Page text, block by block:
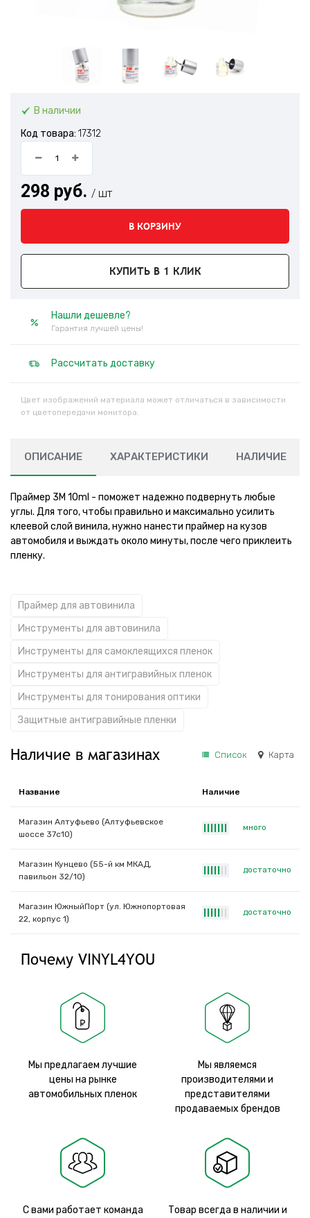
В наличии
Код товара: 17312
298 руб. / шт
В КОРЗИНУ
КУПИТЬ В 1 КЛИК
Нашли дешевле?
Гарантия лучшей цены!
Рассчитать доставку
Цвет изображений материала может отличаться в зависимости
от цветопередачи монитора.
ОПИСАНИЕ ХАРАКТЕРИСТИКИ НАЛИЧИЕ
Праймер 3M 10ml - поможет надежно подвернуть любые
углы. Для того, чтобы правильно и максимально усилить
клеевой слой винила, нужно нанести праймер на кузов
автомобиля и выждать около минуты, после чего приклеить
пленку.
Праймер для автовинила
Инструменты для автовинила
Инструменты для самоклеящихся пленок
Инструменты для антигравийных пленок
Инструменты для тонирования оптики
Защитные антигравийные пленки
Наличие в магазинах Список Карта
Название Наличие
Магазин Алтуфьево (Алтуфьевское
шоссе 37с10)
много
Магазин Кунцево (55-й км МКАД,
павильон 32/10)
достаточно
Магазин ЮжныйПорт (ул. Южнопортовая
22, корпус 1)
достаточно
Почему VINYL4YOU
Мы предлагаем лучшие
цены на рынке
автомобильных пленок
Мы являемся
производителями и
представителями
продаваемых брендов
С вами работает команда
Товар всегда в наличии и